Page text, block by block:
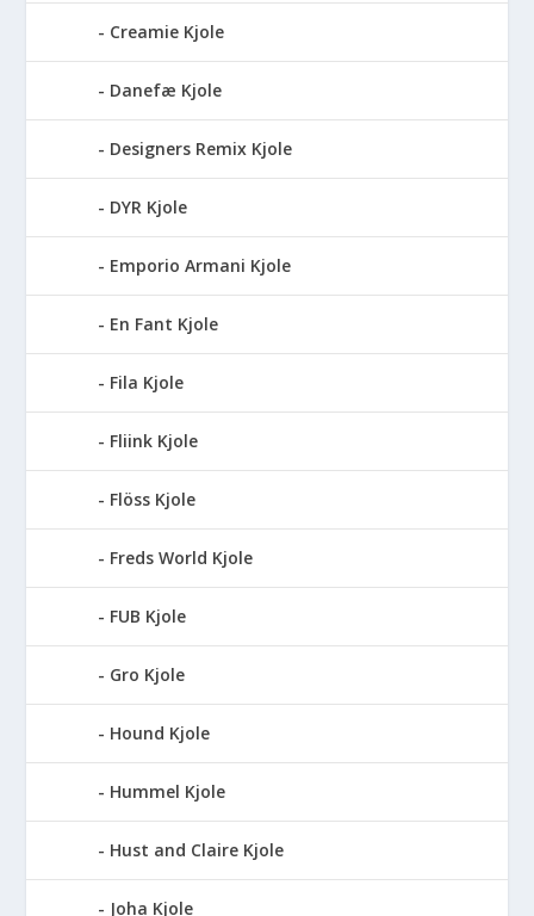
Creamie Kjole
Danefæ Kjole
Designers Remix Kjole
DYR Kjole
Emporio Armani Kjole
En Fant Kjole
Fila Kjole
Fliink Kjole
Flöss Kjole
Freds World Kjole
FUB Kjole
Gro Kjole
Hound Kjole
Hummel Kjole
Hust and Claire Kjole
Joha Kjole